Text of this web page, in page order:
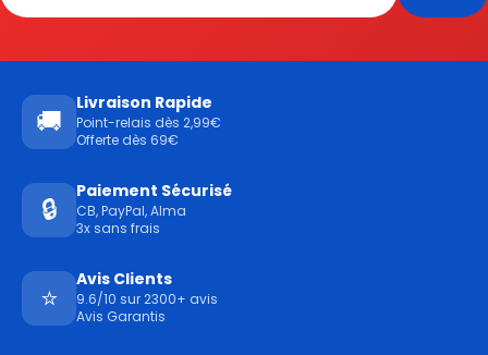
🚚
Livraison Rapide
Point-relais dès 2,99€
Offerte dès 69€
🔒
Paiement Sécurisé
CB, PayPal, Alma
3x sans frais
⭐
Avis Clients
9.6/10 sur 2300+ avis
Avis Garantis